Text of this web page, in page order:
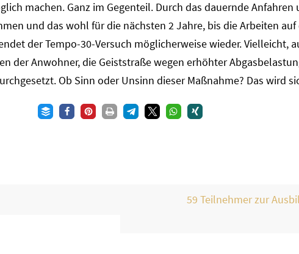
machen. Ganz im Gegenteil. Durch das dauernde
und das wohl für die nächsten 2 Jahre, bis die Arbeiten auf
der Tempo-30-Versuch möglicherweise wieder. Vielleicht,
der Anwohner, die Geiststraße wegen erhöhter
Ob Sinn oder Unsinn dieser Maßnahme? Das wird
59 Teilnehmer zur